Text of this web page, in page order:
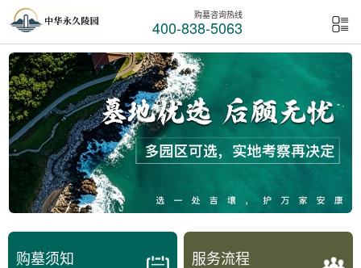
购墓咨询热线
400-838-5063
购墓须知 服务流程